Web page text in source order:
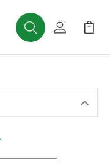
BuscarMi Cuenta
Mi